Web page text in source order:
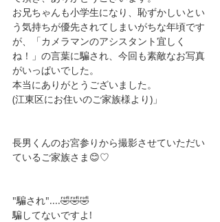
お兄ちゃんも小学生になり、恥ずかしいとい
う気持ちが優先されてしまいがちな年頃です
が、「カメラマンのアシスタント宜しく
ね！」の言葉に騙され、今回も素敵なお写真
がいっぱいでした。
本当にありがとうございました。
(江東区にお住いのご家族様より)」
長男くんのお宮参りから撮影させていただい
ているご家族さま😊♡
"騙され"....🤣🤣🤣
騙してないですよ!